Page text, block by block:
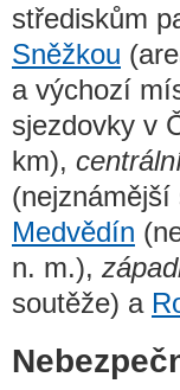
střediskům
Sněžkou
a výchozí
sjezdovky v
km),
Medvědín
n. m.),
soutěže) a